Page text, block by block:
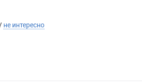
/ не интересно